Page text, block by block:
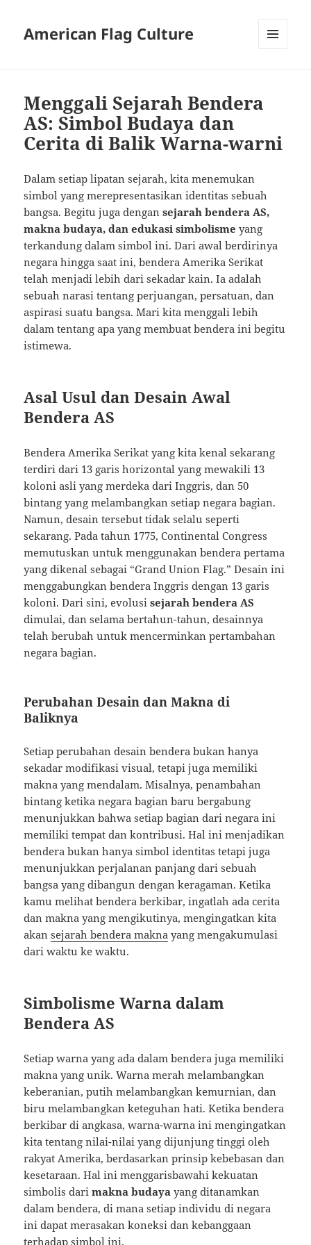
American Flag Culture
Menggali Sejarah Bendera
AS: Simbol Budaya dan
Cerita di Balik Warna-warni
Dalam setiap lipatan sejarah, kita menemukan
simbol yang merepresentasikan identitas sebuah
bangsa. Begitu juga dengansejarah bendera AS,
makna budaya, dan edukasi simbolisme yang
terkandung dalam simbol ini. Dari awal berdirinya
negara hingga saat ini, bendera Amerika Serikat
telah menjadi lebih dari sekadar kain. Ia adalah
sebuah narasi tentang perjuangan, persatuan, dan
aspirasi suatu bangsa. Mari kita menggali lebih
dalam tentang apa yang membuat bendera ini begitu
istimewa.
Asal Usul dan Desain Awal
Bendera AS
Bendera Amerika Serikat yang kita kenal sekarang
terdiri dari 13 garis horizontal yang mewakili 13
koloni asli yang merdeka dari Inggris, dan 50
bintang yang melambangkan setiap negara bagian.
Namun, desain tersebut tidak selalu seperti
sekarang. Pada tahun 1775, Continental Congress
memutuskan untuk menggunakan bendera pertama
yang dikenal sebagai “Grand Union Flag.” Desain ini
menggabungkan bendera Inggris dengan 13 garis
koloni. Dari sini, evolusisejarah bendera AS
dimulai, dan selama bertahun-tahun, desainnya
telah berubah untuk mencerminkan pertambahan
negara bagian.
Perubahan Desain dan Makna di
Baliknya
Setiap perubahan desain bendera bukan hanya
sekadar modifikasi visual, tetapi juga memiliki
makna yang mendalam. Misalnya, penambahan
bintang ketika negara bagian baru bergabung
menunjukkan bahwa setiap bagian dari negara ini
memiliki tempat dan kontribusi. Hal ini menjadikan
bendera bukan hanya simbol identitas tetapi juga
menunjukkan perjalanan panjang dari sebuah
bangsa yang dibangun dengan keragaman. Ketika
kamu melihat bendera berkibar, ingatlah ada cerita
dan makna yang mengikutinya, mengingatkan kita
akansejarah bendera makna yang mengakumulasi
dari waktu ke waktu.
Simbolisme Warna dalam
Bendera AS
Setiap warna yang ada dalam bendera juga memiliki
makna yang unik. Warna merah melambangkan
keberanian, putih melambangkan kemurnian, dan
biru melambangkan keteguhan hati. Ketika bendera
berkibar di angkasa, warna-warna ini mengingatkan
kita tentang nilai-nilai yang dijunjung tinggi oleh
rakyat Amerika, berdasarkan prinsip kebebasan dan
kesetaraan. Hal ini menggarisbawahi kekuatan
simbolis darimakna budaya yang ditanamkan
dalam bendera, di mana setiap individu di negara
ini dapat merasakan koneksi dan kebanggaan
terhadap simbol ini.